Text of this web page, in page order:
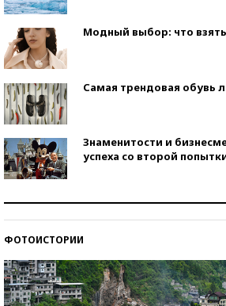
Модный выбор: что взять
Самая трендовая обувь
Знаменитости и
успеха со второй
ФОТОИСТОРИИ